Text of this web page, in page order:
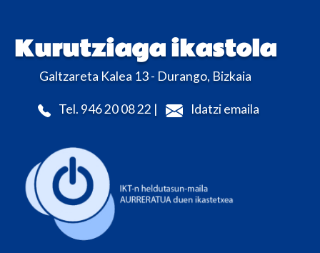
Kurutziaga ikastola
Galtzareta Kalea 13 - Durango, Bizkaia
Tel. 946 20 08 22 | Idatzi emaila